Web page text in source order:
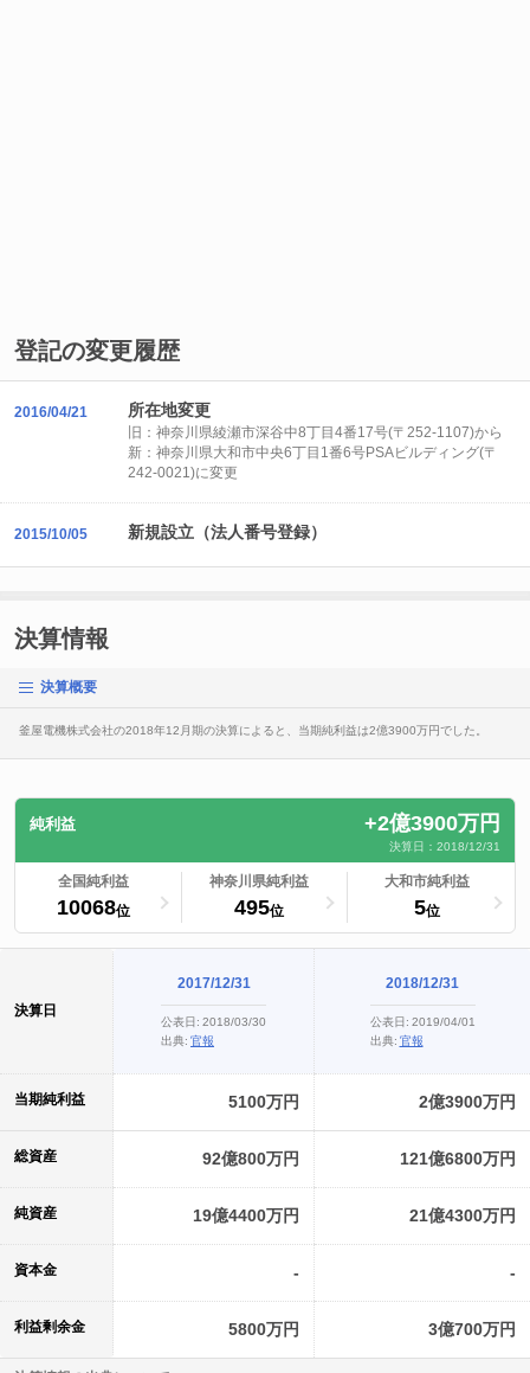
登記の変更履歴
2016/04/21 所在地変更
旧：神奈川県綾瀬市深谷中8丁目4番17号(〒252-1107)から
新：神奈川県大和市中央6丁目1番6号PSAビルディング(〒
242-0021)に変更
2015/10/05 新規設立（法人番号登録）
決算情報
決算概要
釜屋電機株式会社の2018年12月期の決算によると、当期純利益は2億3900万円でした。
純利益 +2億3900万円
決算日：2018/12/31
全国純利益
10068位
ランキングへ 神奈川県純利益
495位
ランキングへ 大和市純利益
5位
ランキングへ
2017/12/31
公表日: 2018/03/30
出典: 官報
2018/12/31
公表日: 2019/04/01
出典: 官報
5100万円 2億3900万円
92億800万円 121億6800万円
19億4400万円 21億4300万円
- -
5800万円 3億700万円
決算日
当期純利益
総資産
純資産
資本金
利益剰余金